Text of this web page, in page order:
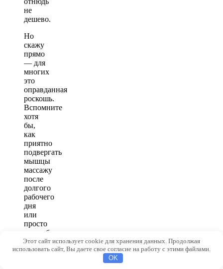
не
дешево.
Но
скажу
прямо
— для
многих
это
оправданная
роскошь.
Вспомните
хотя
бы,
как
приятно
подвергать
мышцы
массажу
после
долгого
рабочего
дня
или
просто
расслабиться
под
тропическим
Этот сайт использует cookie для хранения данных. Продолжая
использовать сайт, Вы даете свое согласие на работу с этими файлами.
OK